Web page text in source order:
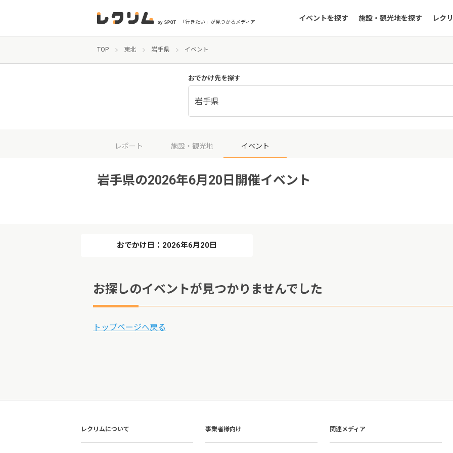
「行きたい」が見つかるメディア イベントを探す 施設・観光地を探す レク
TOP 東北 岩手県 イベント
おでかけ先を探す
岩手県
レポート 施設・観光地 イベント
岩手県の2026年6月20日開催イベント
おでかけ日：2026年6月20日
お探しのイベントが見つかりませんでした
トップページへ戻る
レクリムについて 事業者様向け 関連メディア